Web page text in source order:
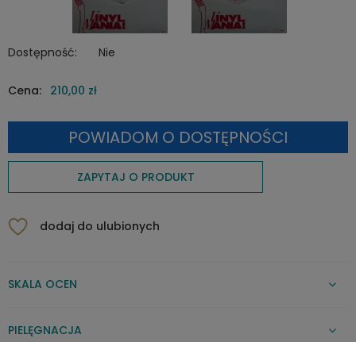
Dostępność: Nie
Cena: 210,00 zł
POWIADOM O DOSTĘPNOŚCI
ZAPYTAJ O PRODUKT
dodaj do ulubionych
SKALA OCEN
PIELĘGNACJA